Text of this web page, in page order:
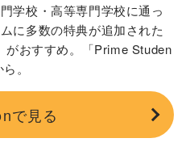
学校・高等専門学校に通っ
に多数の特典が追加された
おすすめ。「Prime Studen
。
で見る